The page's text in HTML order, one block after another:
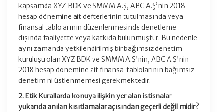
kapsamda XYZ BDK ve SMMM A.Ş, ABC A.Ş’nin 2018
hesap dönemine ait defterlerinin tutulmasında veya
finansal tablolarının düzenlenmesinde denetleme
dışında faaliyette veya katkıda bulunmuştur. Bu nedenle
aynı zamanda yetkilendirilmiş bir bağımsız denetim
kuruluşu olan XYZ BDK ve SMMM A.Ş’nin, ABC A.Ş’nin
2018 hesap dönemine ait finansal tablolarının bağımsız
denetimini üstlenmemesi gerekmektedir.
2. Etik Kurallarda konuya ilişkin yer alan istisnalar
yukarıda anılan kısıtlamalar açısından geçerli değil midir?